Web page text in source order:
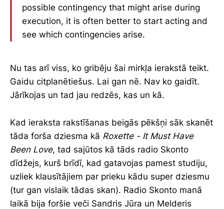
possible contingency that might arise during
execution, it is often better to start acting and
see which contingencies arise.
Nu tas arī viss, ko gribēju šai mirkļa ierakstā teikt.
Gaidu citplanētiešus. Lai gan nē. Nav ko gaidīt.
Jārīkojas un tad jau redzēs, kas un kā.
Kad ieraksta rakstīšanas beigās pēkšņi sāk skanēt
tāda forša dziesma kā Roxette - It Must Have
Been Love, tad sajūtos kā tāds radio Skonto
dīdžejs, kurš brīdī, kad gatavojas pamest studiju,
uzliek klausītājiem par prieku kādu super dziesmu
(tur gan vislaik tādas skan). Radio Skonto manā
laikā bija foršie veči Sandris Jūra un Melderis